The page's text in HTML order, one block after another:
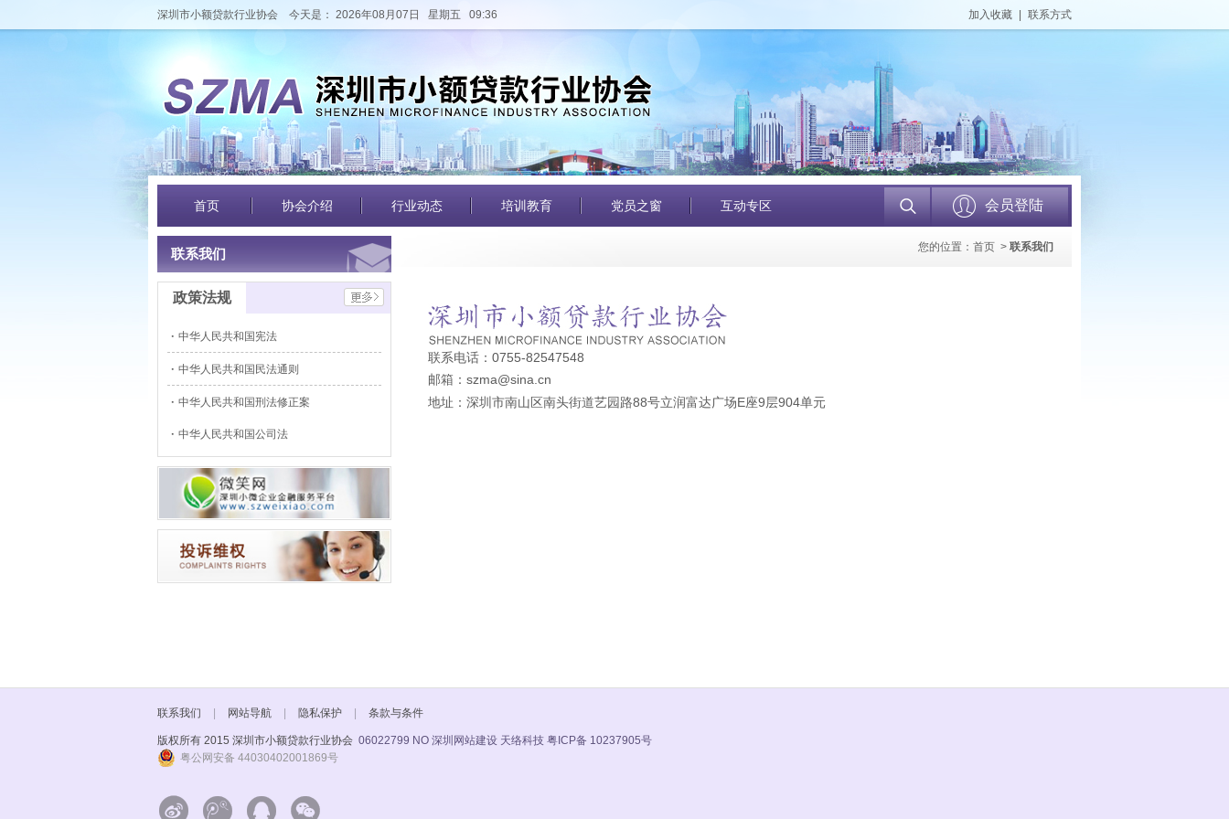
深圳市小额贷款行业协会 今天是： 2026年08月07日 星期五 09:36 加入收藏 联系方式
首页 协会介绍 行业动态 培训教育 党员之窗 互动专区 会员登陆
联系我们
政策法规
中华人民共和国宪法
中华人民共和国民法通则
中华人民共和国刑法修正案
中华人民共和国公司法
您的位置： 首页 > 联系我们
联系电话：0755-82547548
邮箱： szma@sina.cn
地址：深圳市南山区南头街道艺园路88号立润富达广场E座9层904单元
联系我们 网站导航 隐私保护 条款与条件
版权所有 2015 深圳市小额贷款行业协会 06022799 NO 深圳网站建设 天络科技 粤ICP备 10237905号
粤公网安备 44030402001869号
   